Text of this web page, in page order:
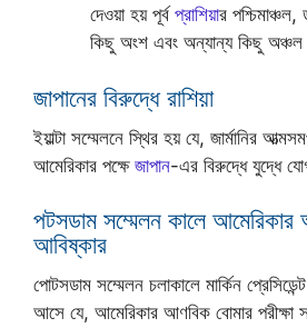
দেওয়া হয় পূর্ব প্রাশিয়ার পশ্চিমাঞ্চল,
কিছু অংশ এবং অন্যান্য কিছু
জাপানের বিরুদ্ধে রাশিয়া
ইয়াল্টা সম্মেলনে স্থির হয় যে, জার্মানির
আমেরিকার পক্ষে জাপান-এর বিরুদ্ধে যুদ্ধে
পটসডাম সম্মেলন কালে
আবিষ্কার
পোটসডাম সম্মেলন চলাকালে মার্কিন
আসে যে, আমেরিকার আণবিক বোমার